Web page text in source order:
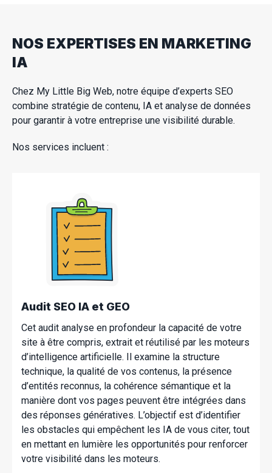
NOS EXPERTISES EN MARKETING
IA
Chez My Little Big Web, notre équipe d’experts SEO
combine stratégie de contenu, IA et analyse de données
pour garantir à votre entreprise une visibilité durable.
Nos services incluent :
Audit SEO IA et GEO
Cet audit analyse en profondeur la capacité de votre
site à être compris, extrait et réutilisé par les moteurs
d’intelligence artificielle. Il examine la structure
technique, la qualité de vos contenus, la présence
d’entités reconnus, la cohérence sémantique et la
manière dont vos pages peuvent être intégrées dans
des réponses génératives. L’objectif est d’identifier
les obstacles qui empêchent les IA de vous citer, tout
en mettant en lumière les opportunités pour renforcer
votre visibilité dans les moteurs.